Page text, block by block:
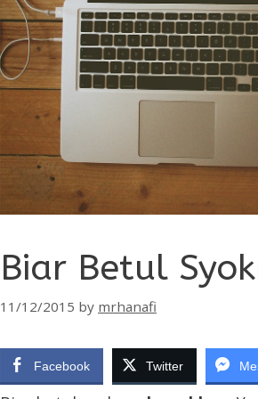
Biar Betul
11/12/2015 by mrhanafi
Facebook Twitter